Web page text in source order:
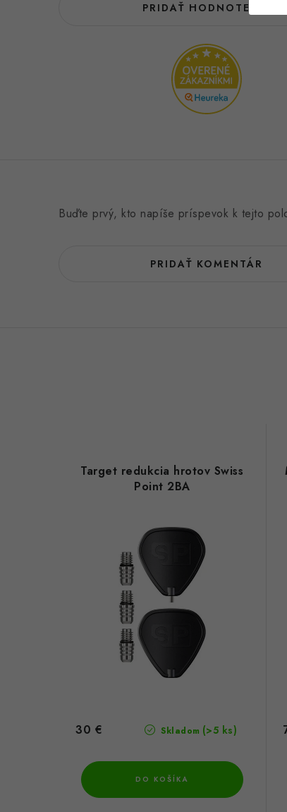
PRIDAŤ HODNOTENIE
Buďte prvý, kto napíše príspevok k tejto
PRIDAŤ KOMENTÁR
Target redukcia hrotov Swiss
Point 2BA
Skladom (>5 ks)
30 €
DO KOŠÍKA